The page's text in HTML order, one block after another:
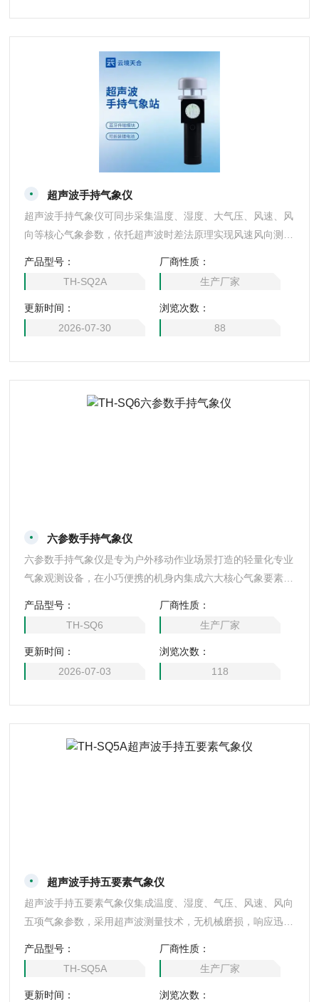
超声波手持气象仪
超声波手持气象仪可同步采集温度、湿度、大气压、风速、风
向等核心气象参数，依托超声波时差法原理实现风速风向测
据稳定可靠。随测随走，适配各类户外移动监测场景，单人即
可完成全流程操作。
产品型号：
TH-SQ2A
厂商性质：
生产厂家
更新时间：
2026-07-30
浏览次数：
88
六参数手持气象仪
六参数手持气象仪是专为户外移动作业场景打造的轻量化专业
气象观测设备，在小巧便携的机身内集成六大核心气象要素的
象数据采集，整机操作门槛极低，无需复杂的专业培训与调试
流程就能快速上手，可轻松深入应急巡检、野外科考、农林管
护等各类野外场景，随时随地输出精准可靠的现场气象监测结
果，为各类户外作业提供及时的气象决策参考。
产品型号：
TH-SQ6
厂商性质：
生产厂家
更新时间：
2026-07-03
浏览次数：
118
超声波手持五要素气象仪
超声波手持五要素气象仪集成温度、湿度、气压、风速、风向
五项气象参数，采用超声波测量技术，无机械磨损，响应迅速
可视，内置锂电池续航持久，支持蓝牙与USB数据导出，适用
于野外巡检、农业气象、应急监测、科研考察等场景，是户外
移动气象观测的便捷利器。
产品型号：
TH-SQ5A
厂商性质：
生产厂家
更新时间：
浏览次数：